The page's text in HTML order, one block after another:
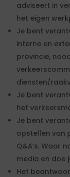
adviseert in
het eigen
Je bent
interne en
provincie,
diensten/
Je bent
het
Je bent
opstellen van
Q&A’s. Waar
media en doe
Het